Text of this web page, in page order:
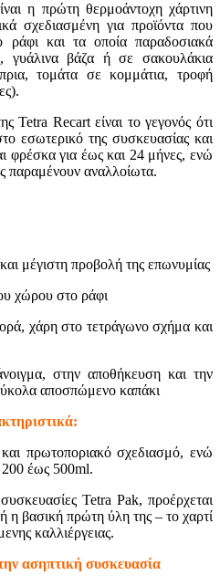
η πρώτη θερμοάντοχη χάρτινη
σχεδιασμένη για προϊόντα που
ράφι και τα οποία παραδοσιακά
γυάλινα βάζα ή σε σακουλάκια
τομάτα σε κομμάτια, τροφή
Tetra Recart είναι το γεγονός ότι
εσωτερικό της συσκευασίας και
φρέσκα για έως και 24 μήνες, ενώ
παραμένουν αναλλοίωτα.
μέγιστη προβολή της επωνυμίας
χώρου στο ράφι
χάρη στο τετράγωνο σχήμα και
στην αποθήκευση και την
αποσπώμενο καπάκι
πρωτοποριακό σχεδιασμό, ενώ
200 έως 500ml.
Tetra Pak, προέρχεται
η βασική πρώτη ύλη της – το χαρτί
καλλιέργειας.
ασηπτική συσκευασία